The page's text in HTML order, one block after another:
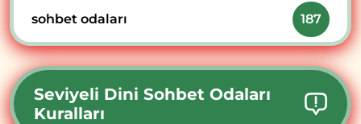
sohbet odaları 187
Seviyeli Dini Sohbet Odaları
Kuralları